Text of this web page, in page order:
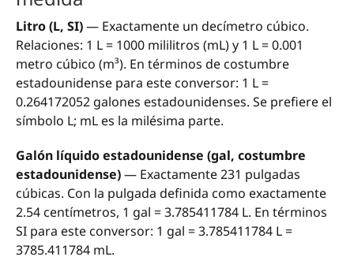
Litro (L, SI)— Exactamente un decímetro cúbico.
Relaciones: 1 L = 1000 mililitros (mL) y 1 L = 0.001
metro cúbico (m³). En términos de costumbre
estadounidense para este conversor: 1 L =
0.264172052 galones estadounidenses. Se prefiere el
símbolo L; mL es la milésima parte.
Galón líquido estadounidense (gal, costumbre
estadounidense)— Exactamente 231 pulgadas
cúbicas. Con la pulgada definida como exactamente
2.54 centímetros, 1 gal = 3.785411784 L. En términos
SI para este conversor: 1 gal = 3.785411784 L =
3785.411784 mL.